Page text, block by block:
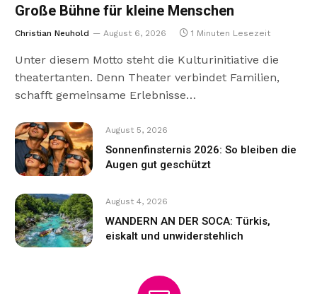
Große Bühne für kleine Menschen
Christian Neuhold August 6, 2026 1 Minuten Lesezeit
Unter diesem Motto steht die Kulturinitiative die
theatertanten. Denn Theater verbindet Familien,
schafft gemeinsame Erlebnisse…
August 5, 2026
Sonnenfinsternis 2026: So bleiben die
Augen gut geschützt
August 4, 2026
WANDERN AN DER SOCA: Türkis,
eiskalt und unwiderstehlich